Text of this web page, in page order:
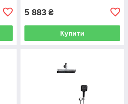
5 883 ₴
Купити